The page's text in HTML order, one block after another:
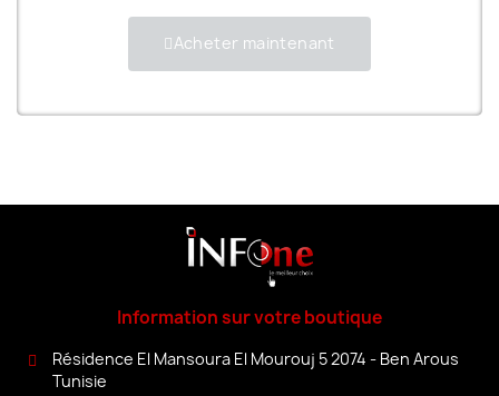
Acheter maintenant
Information sur votre boutique
Résidence El Mansoura El Mourouj 5 2074 - Ben Arous
Tunisie